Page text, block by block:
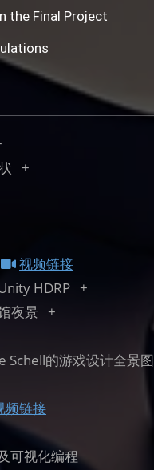
the Final Project
视频链接
HDRP
夜景
Schell的游戏设计全景图
频链接
可视化编程